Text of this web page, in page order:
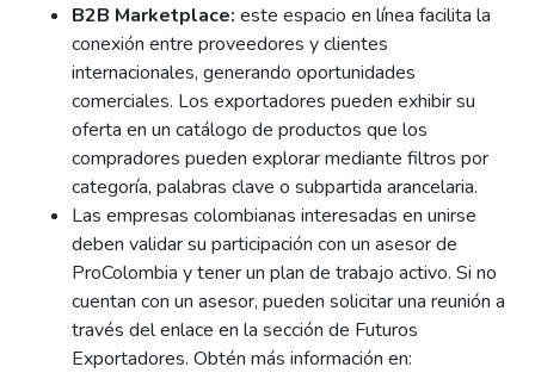
B2B Marketplace: este espacio en línea facilita la
conexión entre proveedores y clientes
internacionales, generando oportunidades
comerciales. Los exportadores pueden exhibir su
oferta en un catálogo de productos que los
compradores pueden explorar mediante filtros por
categoría, palabras clave o subpartida arancelaria.
Las empresas colombianas interesadas en unirse
deben validar su participación con un asesor de
ProColombia y tener un plan de trabajo activo. Si no
cuentan con un asesor, pueden solicitar una reunión a
través del enlace en la sección de Futuros
Exportadores. Obtén más información en: